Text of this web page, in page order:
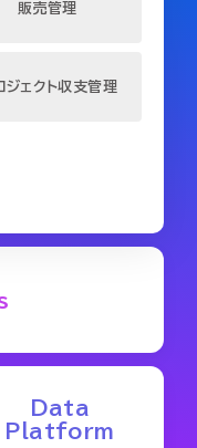
販売管理
ジェクト収支管理
Data
Platform